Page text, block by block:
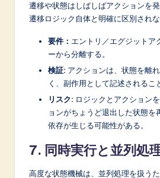
遷移や状態はしばしばアクションを
遷移ロジック自体と明確に区別されな
要件： エントリ／エグジットア
ーから分離する。
検証: アクションは、状態を離
く、副作用として記述されるこ
リスク: ロジックとアクション
ョンがちょうど退出した状態を
依存が生じる可能性がある。
7. 同時実行と並列処
高度な状態機械は、並列処理を扱う